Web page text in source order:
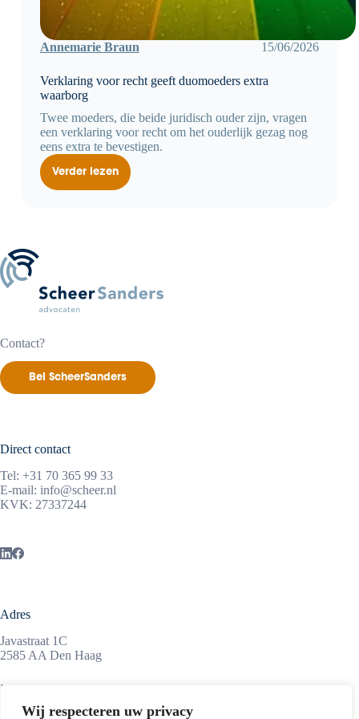
Wij respecteren uw privacy
Annemarie Braun 15/06/2026
Verklaring voor recht geeft duomoeders extra
waarborg
Twee moeders, die beide juridisch ouder zijn, vragen
een verklaring voor recht om het ouderlijk gezag nog
eens extra te bevestigen.
Verder lezen
Verklaring
Contact?
Bel ScheerSanders
Direct contact
Tel: +31 70 365 99 33
E-mail: info@scheer.nl
KVK: 27337244
Adres
Javastraat 1C
2585 AA Den Haag
Maandag tot vrijdag
08:45 – 17:15 uur